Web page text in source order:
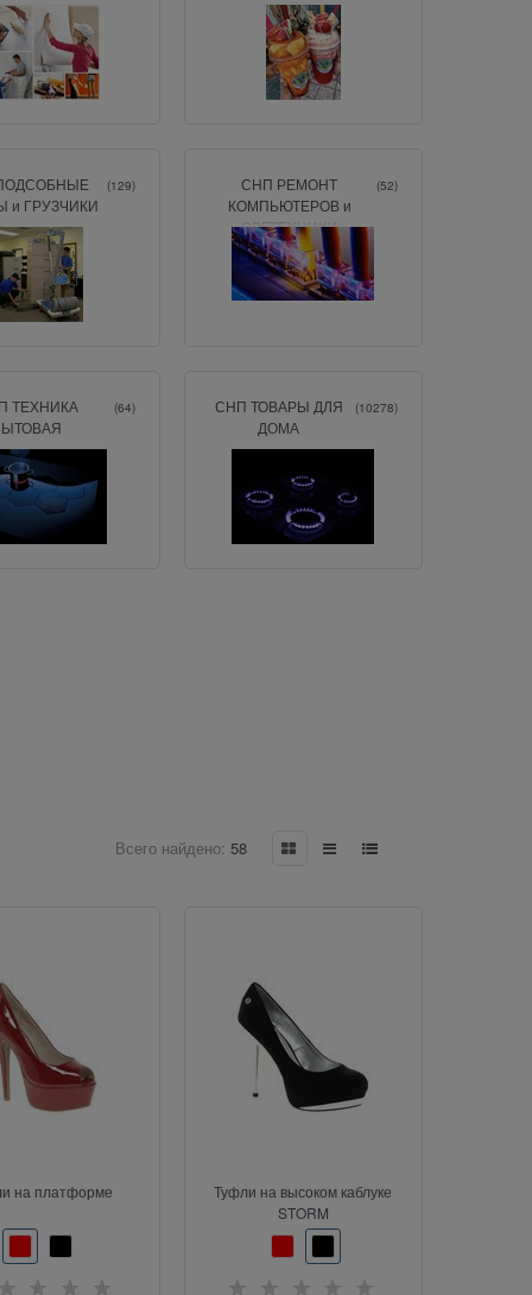
и ГРУЗЧИКИ
(129)
СНП РЕМОНТ
КОМПЬЮТЕРОВ и
ОРГТЕХНИКИ
(52)
ТЕХНИКА
(64)
СНП ТОВАРЫ ДЛЯ
ДОМА
(10278)
Всего найдено: 58
на платформе
Туфли на высоком каблуке
STORM